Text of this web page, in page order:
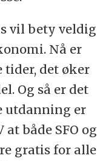
vil bety veldig
Nå er
tider, det øker
Og så er det
utdanning er
både SFO og
gratis for alle